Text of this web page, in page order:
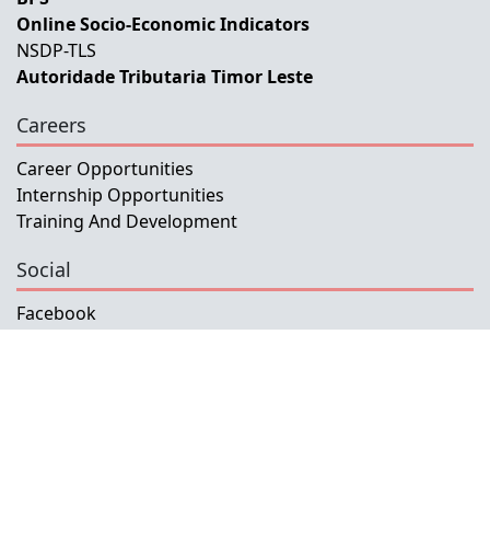
Online Socio-Economic Indicators
NSDP-TLS
Autoridade Tributaria Timor Leste
Careers
Career Opportunities
Internship Opportunities
Training And Development
Social
Facebook